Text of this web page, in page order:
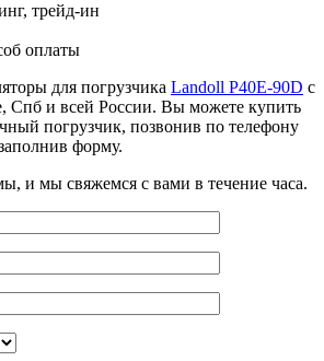
трейд-ин
оплаты
для погрузчика Landoll P40E-90D с
Спб и всей России. Вы можете купить
погрузчик, позвонив по телефону
форму.
и мы свяжемся с вами в течение часа.